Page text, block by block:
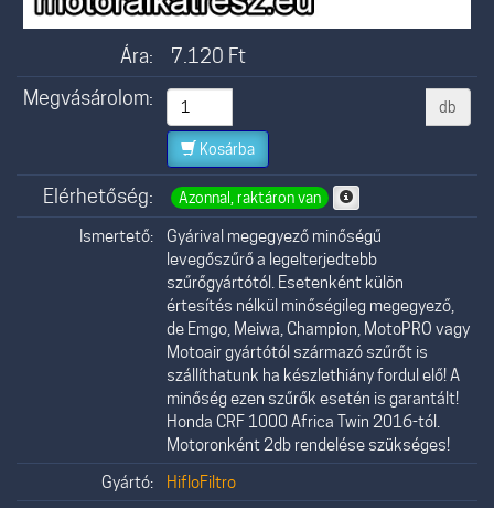
Ára: 7.120 Ft
Megvásárolom:
db
Kosárba
Elérhetőség: Azonnal, raktáron van
Ismertető:
Gyárival megegyező minőségű
levegőszűrő a legelterjedtebb
szűrőgyártótól. Esetenként külön
értesítés nélkül minőségileg megegyező,
de Emgo, Meiwa, Champion, MotoPRO vagy
Motoair gyártótól származó szűrőt is
szállíthatunk ha készlethiány fordul elő! A
minőség ezen szűrők esetén is garantált!
Honda CRF 1000 Africa Twin 2016-tól.
Motoronként 2db rendelése szükséges!
Gyártó:
HifloFiltro